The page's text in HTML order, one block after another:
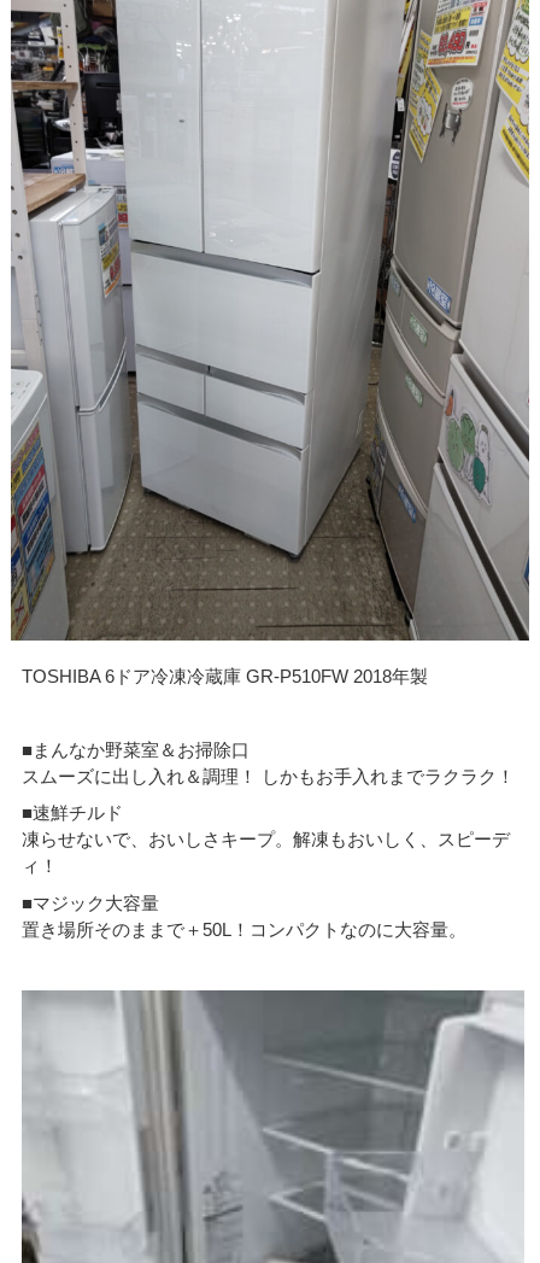
TOSHIBA 6ドア冷凍冷蔵庫 GR-P510FW 2018年製
■まんなか野菜室＆お掃除口
スムーズに出し入れ＆調理！ しかもお手入れまでラクラク！
■速鮮チルド
凍らせないで、おいしさキープ。解凍もおいしく、スピーデ
ィ！
■マジック大容量
置き場所そのままで＋50L！コンパクトなのに大容量。